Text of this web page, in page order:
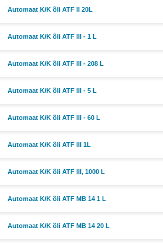
Automaat K/K õli ATF II 20L
Automaat K/K õli ATF III - 1 L
Automaat K/K õli ATF III - 208 L
Automaat K/K õli ATF III - 5 L
Automaat K/K õli ATF III - 60 L
Automaat K/K õli ATF III 1L
Automaat K/K õli ATF III, 1000 L
Automaat K/K õli ATF MB 14 1 L
Automaat K/K õli ATF MB 14 20 L